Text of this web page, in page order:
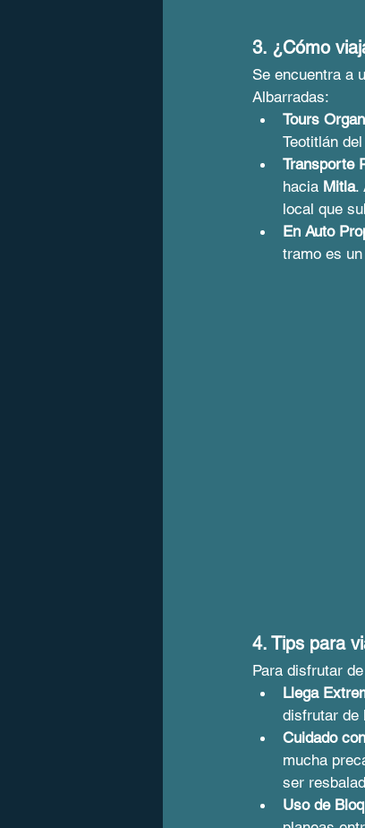
3. ¿Cómo
Se encuentra a
Albarradas:
Tours
Teotitlán
Transporte
hacia Mitla.
local que
En Auto
tramo es
4. Tips para
Para disfrutar
Llega
disfrutar de
Cuidado
mucha
ser
Uso de